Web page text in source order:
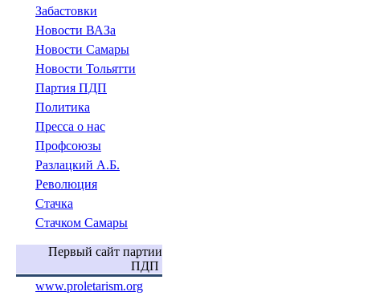
Забастовки
Новости ВАЗа
Новости Самары
Новости Тольятти
Партия ПДП
Политика
Пресса о нас
Профсоюзы
Разлацкий А.Б.
Революция
Стачка
Стачком Самары
Первый сайт партии
ПДП
www.proletarism.org